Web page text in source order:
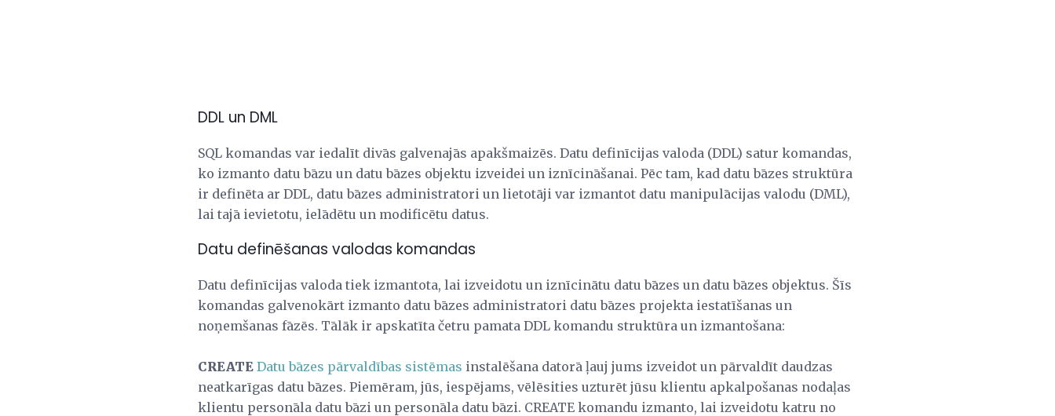
DDL un DML
SQL komandas var iedalīt divās galvenajās apakšmaizēs. Datu definīcijas valoda (DDL) satur komandas,
ko izmanto datu bāzu un datu bāzes objektu izveidei un iznīcināšanai. Pēc tam, kad datu bāzes struktūra
ir definēta ar DDL, datu bāzes administratori un lietotāji var izmantot datu manipulācijas valodu (DML),
lai tajā ievietotu, ielādētu un modificētu datus.
Datu definēšanas valodas komandas
Datu definīcijas valoda tiek izmantota, lai izveidotu un iznīcinātu datu bāzes un datu bāzes objektus. Šīs
komandas galvenokārt izmanto datu bāzes administratori datu bāzes projekta iestatīšanas un
noņemšanas fāzēs. Tālāk ir apskatīta četru pamata DDL komandu struktūra un izmantošana:
CREATE Datu bāzes pārvaldības sistēmas instalēšana datorā ļauj jums izveidot un pārvaldīt daudzas
neatkarīgas datu bāzes. Piemēram, jūs, iespējams, vēlēsities uzturēt jūsu klientu apkalpošanas nodaļas
klientu personāla datu bāzi un personāla datu bāzi. CREATE komandu izmanto, lai izveidotu katru no